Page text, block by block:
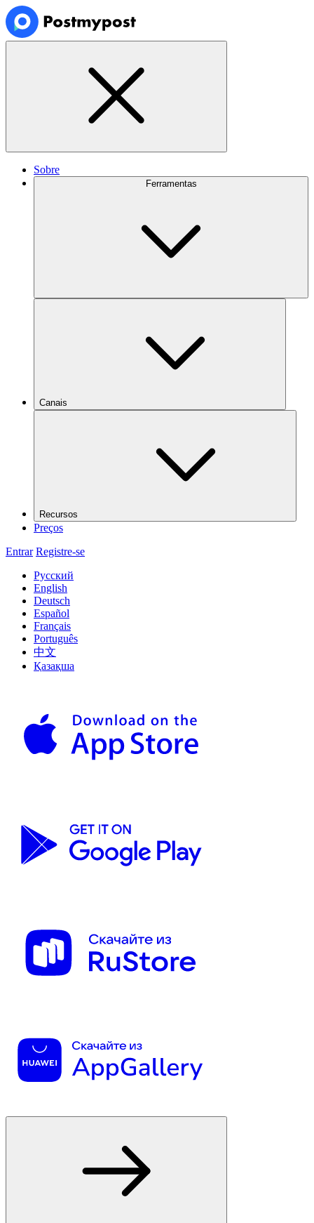
Sobre
Ferramentas
Canais
Recursos
Preços
Entrar Registre-se
Русский
English
Deutsch
Español
Français
Português
中文
Қазақша